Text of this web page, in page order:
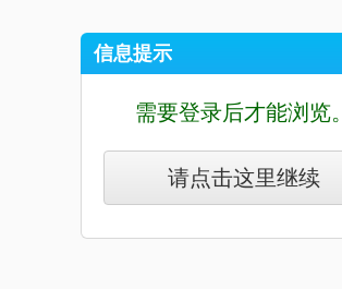
信息提示
需要登录后才能浏览。
请点击这里继续